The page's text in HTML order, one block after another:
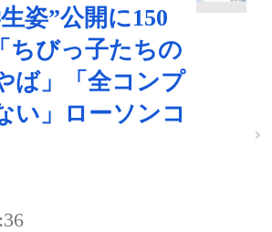
姿”公開に150
ちびっ子たちの
ば」「全コンプ
い」ローソンコ